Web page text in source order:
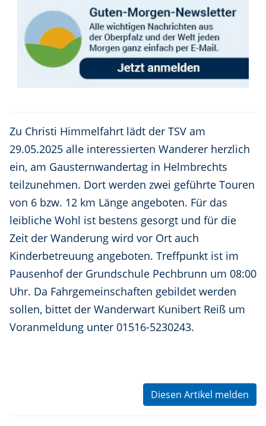
Zu Christi Himmelfahrt lädt der TSV am
29.05.2025 alle interessierten Wanderer herzlich
ein, am Gausternwandertag in Helmbrechts
teilzunehmen. Dort werden zwei geführte Touren
von 6 bzw. 12 km Länge angeboten. Für das
leibliche Wohl ist bestens gesorgt und für die
Zeit der Wanderung wird vor Ort auch
Kinderbetreuung angeboten. Treffpunkt ist im
Pausenhof der Grundschule Pechbrunn um 08:00
Uhr. Da Fahrgemeinschaften gebildet werden
sollen, bittet der Wanderwart Kunibert Reiß um
Voranmeldung unter 01516-5230243.
Diesen Artikel melden